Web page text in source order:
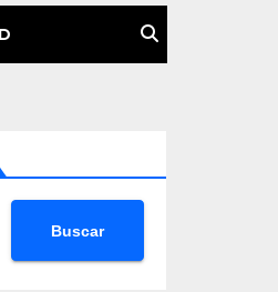
Buscar